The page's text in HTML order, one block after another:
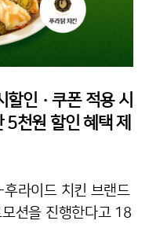
할인·쿠폰 적용 시
천원 할인 혜택 제
라이드 치킨 브랜드
션을 진행한다고 18